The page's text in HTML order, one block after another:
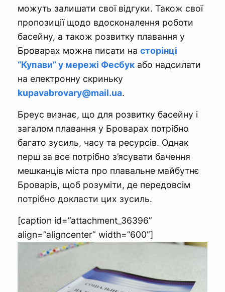
можуть залишати свої відгуки. Також свої
пропозиції щодо вдосконалення роботи
басейну, а також розвитку плавання у
Броварах можна писати на сторінці
“Купави” у мережі Фесбук або надсилати
на електронну скриньку
kupavabrovary@mail.ua.
Бреус визнає, що для розвитку басейну і
загалом плавання у Броварах потрібно
багато зусиль, часу та ресурсів. Однак
перш за все потрібно з’ясувати бачення
мешканців міста про плавальне майбутнє
Броварів, щоб розуміти, де передовсім
потрібно докласти цих зусиль.
[caption id=”attachment_36396”
align=”aligncenter” width=”600”]